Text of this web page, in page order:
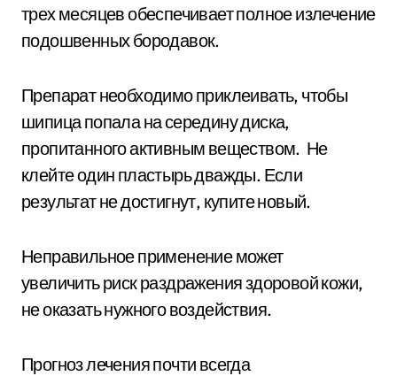
трех месяцев обеспечивает полное излечение
подошвенных бородавок.
Препарат необходимо приклеивать, чтобы
шипица попала на середину диска,
пропитанного активным веществом. Не
клейте один пластырь дважды. Если
результат не достигнут, купите новый.
Неправильное применение может
увеличить риск раздражения здоровой кожи,
не оказать нужного воздействия.
Прогноз лечения почти всегда